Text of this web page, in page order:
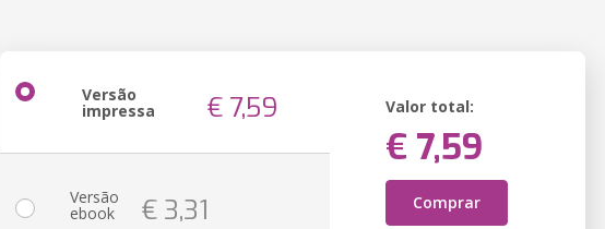
Versão
impressa € 7,59 Valor total:
€ 7,59
Comprar
Versão
ebook € 3,31